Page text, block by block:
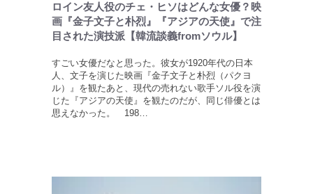
ロイン友人役のチェ・ヒソはどんな女優？映
画『金子文子と朴烈』『アジアの天使』で注
目された演技派【韓流談義fromソウル】
すごい女優だなと思った。彼女が1920年代の日本
人、文子を演じた映画『金子文子と朴烈（パクヨ
ル）』を観たあと、現代の売れない歌手ソル役を演
じた『アジアの天使』を観たのだが、同じ俳優とは
思えなかった。 198…